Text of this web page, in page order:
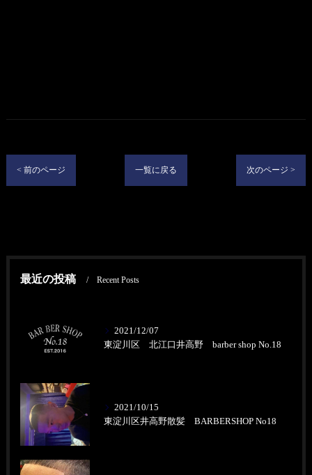
< 前のページ 一覧に戻る 次のページ >
最近の投稿 Recent Posts
2021/12/07
東淀川区 北江口井高野 barber shop No.18
2021/10/15
東淀川区井高野散髪 BARBERSHOP No18